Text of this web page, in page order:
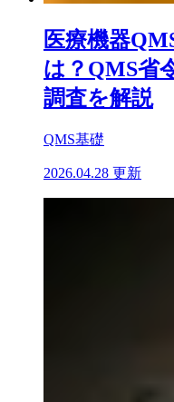
医療機器
は？QMS省
調査を解説
QMS基礎
2026.04.28 更新